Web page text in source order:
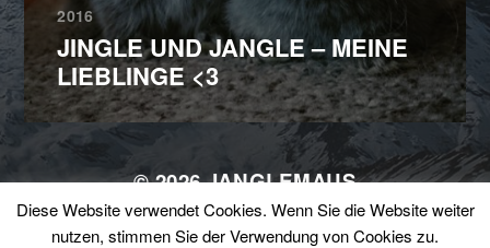
2016
JINGLE UND JANGLE – MEINE
LIEBLINGE <3
© 2026JANGLEMAUS
THEMA VONANDERS NORÉN
Diese Website verwendet Cookies. Wenn Sie die Website weiter
nutzen, stimmen Sie der Verwendung von Cookies zu.